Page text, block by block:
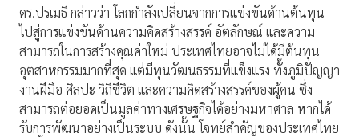
ดร.ปรเมธี กล่าวว่า โลกกำลังเปลี่ยนจากการแข่งขันด้านต้นทุน
ไปสู่การแข่งขันด้านความคิดสร้างสรรค์ อัตลักษณ์ และความ
สามารถในการสร้างคุณค่าใหม่ ประเทศไทยอาจไม่ได้มีต้นทุน
อุตสาหกรรมมากที่สุด แต่มีทุนวัฒนธรรมที่แข็งแรง ทั้งภูมิปัญญา
งานฝีมือ ศิลปะ วิถีชีวิต และความคิดสร้างสรรค์ของผู้คน ซึ่ง
สามารถต่อยอดเป็นมูลค่าทางเศรษฐกิจได้อย่างมหาศาล หากได้
รับการพัฒนาอย่างเป็นระบบ ดังนั้น โจทย์สำคัญของประเทศไทย